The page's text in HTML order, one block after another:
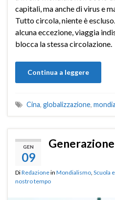
capitali, ma anche di virus e
Tutto circola, niente è
alcuna eccezione, viaggia
blocca la stessa circolazione.
Continua a leggere
Cina, globalizzazione,
GEN
09
DiRedazionein Mondialismo, Scuola
nostro tempo